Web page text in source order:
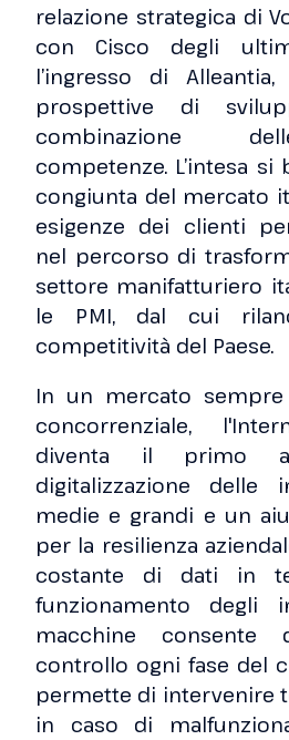
relazione strategica di
con Cisco degli
l’ingresso di
prospettive di
combinazione
competenze. L’intesa si
congiunta del mercato
esigenze dei clienti
nel percorso di
settore manifatturiero
le PMI, dal cui
competitività del Paese.
In un mercato
concorrenziale,
diventa il primo
digitalizzazione delle
medie e grandi e un
per la resilienza
costante di dati in
funzionamento degli
macchine
controllo ogni fase del
permette di intervenire
in caso di